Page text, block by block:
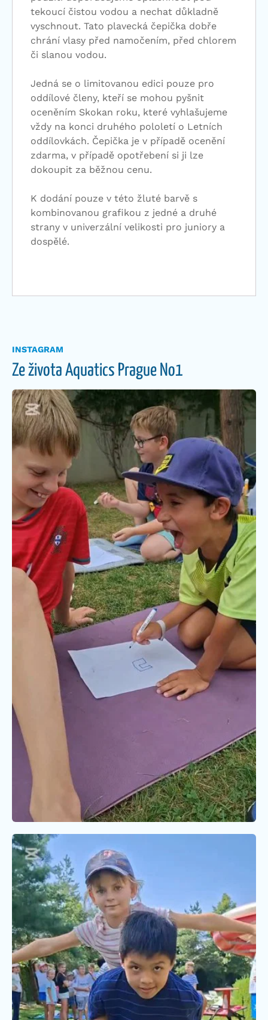
tekoucí čistou vodou a nechat důkladně
vyschnout. Tato plavecká čepička dobře
chrání vlasy před namočením, před chlorem
či slanou vodou.
Jedná se o limitovanou edici pouze pro
oddílové členy, kteří se mohou pyšnit
oceněním Skokan roku, které vyhlašujeme
vždy na konci druhého pololetí o Letních
oddílovkách. Čepička je v případě ocenění
zdarma, v případě opotřebení si ji lze
dokoupit za běžnou cenu.
K dodání pouze v této žluté barvě s
kombinovanou grafikou z jedné a druhé
strany v univerzální velikosti pro juniory a
dospělé.
INSTAGRAM
Ze života Aquatics Prague No1